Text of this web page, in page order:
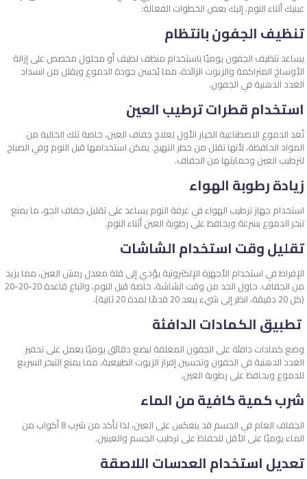
عينيك أثناء النوم. إليك بعض الخطوات الفعالة:
تنظيف الجفون بانتظام
يساعد تنظيف الجفون يوميًا باستخدام منظف لطيف أو محلول مخصص على إزالة
الأوساخ المتراكمة والزيوت الزائدة، مما يُحسن جودة الدموع ويقلل من انسداد
الغدد الدهنية في الجفون.
استخدام قطرات ترطيب العين
تُعد الدموع الاصطناعية الخيار الأول لعلاج جفاف العين، خاصة تلك الخالية من
المواد الحافظة، لأنها تقلل من خطر التهيج. يمكن استخدامها قبل النوم وفي الصباح
لترطيب العين وحمايتها من الجفاف.
زيادة رطوبة الهواء
استخدام جهاز ترطيب الهواء في غرفة النوم يساعد على تقليل جفاف الجو، ما يمنع
تبخر الدموع بسرعة ويحافظ على رطوبة العين أثناء النوم.
تقليل وقت استخدام الشاشات
الإفراط في استخدام الأجهزة الإلكترونية يؤدي إلى قلة معدل رمش العين، مما يزيد
من الجفاف. حاول الحد من وقت الشاشة، خاصة قبل النوم، واتباع قاعدة 20-20-20
(كل 20 دقيقة، انظر إلى شيء يبعد 20 قدمًا لمدة 20 ثانية).
تطبيق الكمادات الدافئة
وضع كمادات دافئة على الجفون المغلقة لبضع دقائق يوميًا يعمل على تحفيز
الغدد الدهنية في الجفون وتحسين إفراز الزيوت الطبيعية، مما يمنع التبخر السريع
للدموع ويحافظ على رطوبة العين.
شرب كمية كافية من الماء
الجفاف العام في الجسم قد ينعكس على العين، لذا تأكد من شرب 8 أكواب من
الماء يوميًا على الأقل للحفاظ على ترطيب الجسم والعينين.
تعديل استخدام العدسات اللاصقة